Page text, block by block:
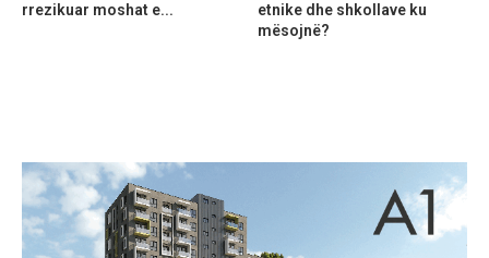
rrezikuar moshat e...
etnike dhe shkollave ku
mësojnë?